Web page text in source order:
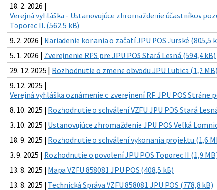
18. 2. 2026 |
Verejná vyhláška - Ustanovujúce zhromaždenie účastníkov
Toporec II. (562,5 kB)
9. 2. 2026 | Nariadenie konania o začatí JPU POS Jurské (805,5
5. 1. 2026 | Zverejnenie RPS pre JPU POS Stará Lesná (594,4 kB)
29. 12. 2025 | Rozhodnutie o zmene obvodu JPU Ľubica (1,2 MB)
9. 12. 2025 |
Verejná vyhláška oznámenie o zverejnení RP JPU POS Stráne
8. 10. 2025 | Rozhodnutie o schválení VZFU JPU POS Stará
3. 10. 2025 | Ustanovujúce zhromaždenie JPU POS Veľká
18. 9. 2025 | Rozhodnutie o schválení vykonania projektu (1,6
3. 9. 2025 | Rozhodnutie o povolení JPU POS Toporec II (1,9
13. 8. 2025 | Mapa VZFU 858081 JPU POS (408,5 kB)
13. 8. 2025 | Technická Správa VZFU 858081 JPU POS (778,8 kB)